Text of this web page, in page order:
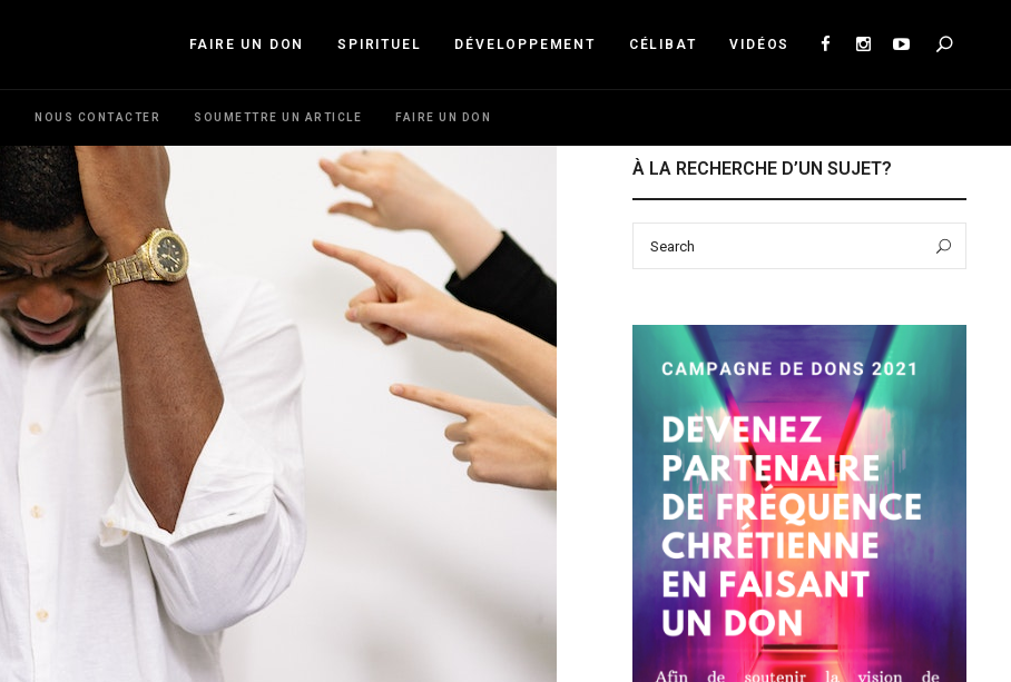
FAIRE UN DON SPIRITUEL DÉVELOPPEMENT CÉLIBAT VIDÉOS
NOUS CONTACTER SOUMETTRE UN ARTICLE FAIRE UN DON
À LA RECHERCHE D’UN SUJET?